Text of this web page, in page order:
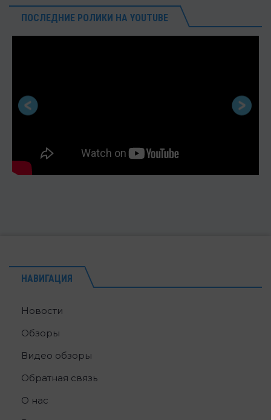
ПОСЛЕДНИЕ РОЛИКИ НА YOUTUBE
НАВИГАЦИЯ
Новости
Обзоры
Видео обзоры
Обратная связь
О нас